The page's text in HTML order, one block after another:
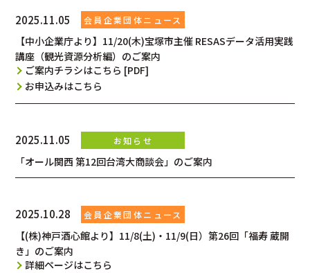
2025.11.05
【中小企業庁より】11/20(木)宝塚市主催 RESASデータ活用実践
講座（観光資源分析編）のご案内
ご案内チラシはこちら [PDF]
お申込みはこちら
2025.11.05
「オール関西 第12回台湾大商談会」のご案内
2025.10.28
【(株)神戸酒心館より】11/8(土)・11/9(日）第26回「福寿 蔵開
き」のご案内
詳細ページはこちら